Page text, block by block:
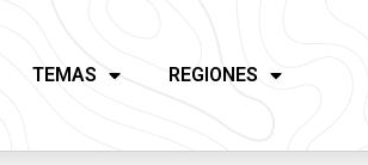
TEMAS REGIONES